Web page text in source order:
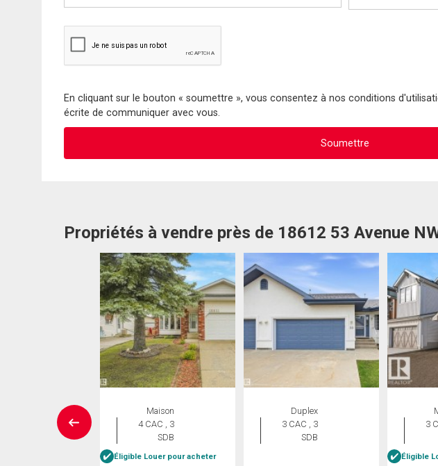
En cliquant sur le bouton « soumettre », vous consentez à nos conditions
écrite de communiquer avec vous.
Propriétés à vendre près de 18612 53 Avenue
Maison
4 CAC , 3
SDB
Éligible Louer pour acheter
Duplex
3 CAC , 3
SDB
3
Éligible